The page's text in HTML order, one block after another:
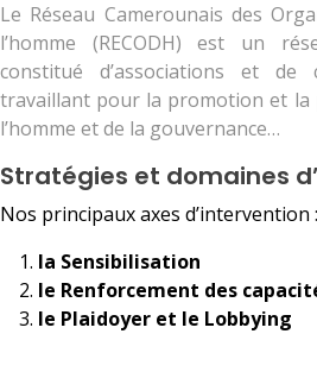
Le Réseau Camerounais des
l’homme (RECODH) est un
constitué d’associations et de
travaillant pour la promotion et la
l’homme et de la gouvernance…
Stratégies et domaines
Nos principaux axes d’intervention :
la Sensibilisation
le Renforcement des
le Plaidoyer et le Lobbying